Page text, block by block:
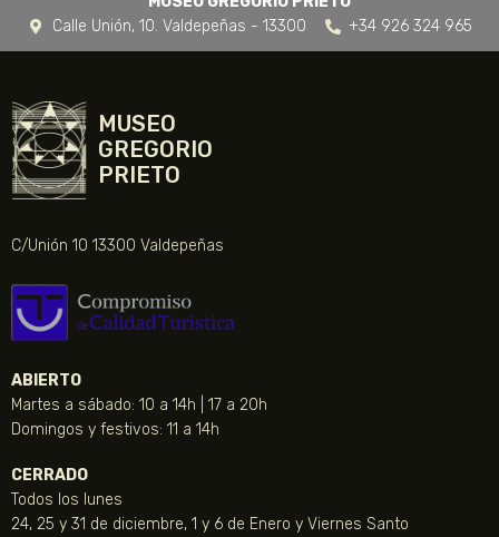
Calle Unión, 10. Valdepeñas - 13300
+34 926 324 965
MUSEO
GREGORIO
PRIETO
C/Unión 10 13300 Valdepeñas
ABIERTO
Martes a sábado: 10 a 14h | 17 a 20h
Domingos y festivos: 11 a 14h
CERRADO
Todos los lunes
24, 25 y 31 de diciembre, 1 y 6 de Enero y Viernes Santo